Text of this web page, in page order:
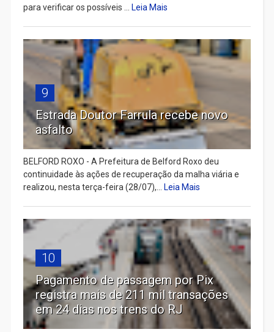
para verificar os possíveis ...
Leia Mais
9
Estrada Doutor Farrula recebe novo
asfalto
BELFORD ROXO - A Prefeitura de Belford Roxo deu
continuidade às ações de recuperação da malha viária e
realizou, nesta terça-feira (28/07),...
Leia Mais
10
Pagamento de passagem por Pix
registra mais de 211 mil transações
em 24 dias nos trens do RJ